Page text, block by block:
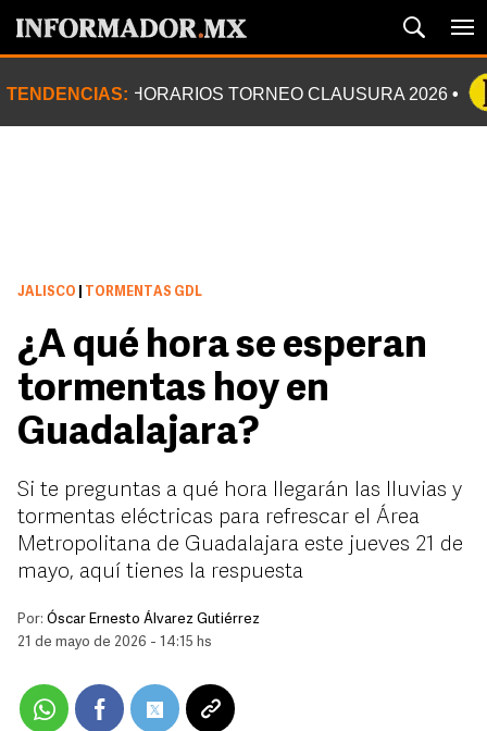
TENDENCIAS: HORARIOS TORNEO CLAUSURA 2026
JALISCO TORMENTAS GDL
¿A qué hora se esperan
tormentas hoy en
Guadalajara?
Si te preguntas a qué hora llegarán las lluvias y
tormentas eléctricas para refrescar el Área
Metropolitana de Guadalajara este jueves 21 de
mayo, aquí tienes la respuesta
Por: Óscar Ernesto Álvarez Gutiérrez
21 de mayo de 2026 - 14:15 hs